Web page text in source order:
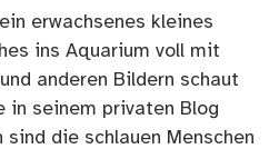
erwachsenes kleines
ins Aquarium voll mit
anderen Bildern schaut
in seinem privaten Blog
die schlauen Menschen